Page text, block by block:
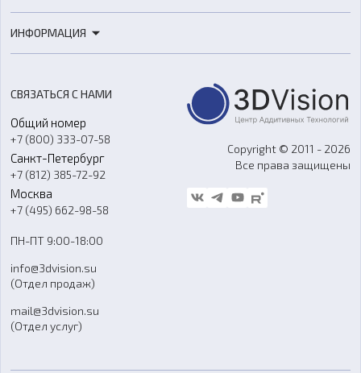
Расходные материалы
Оборудование и материалы для вакуумного литья
Аксессуары и прочее оборудование
Программное обеспечение
3D-моделирование
Ремонт и услуги
ИНФОРМАЦИЯ
О компании
Контакты
Гос. закупки
Стать дилером
Блог
FAQ
СВЯЗАТЬСЯ С НАМИ
Общий номер
+7 (800) 333-07-58
Санкт-Петербург
+7 (812) 385-72-92
Москва
+7 (495) 662-98-58
ПН-ПТ 9:00-18:00
info@3dvision.su
(Отдел продаж)
mail@3dvision.su
(Отдел услуг)
Copyright © 2011 - 2026
Все права защищены